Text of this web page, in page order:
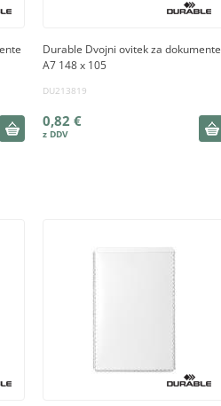
Durable Dvojni ovitek za dokumente
A7 148 x 105
DU213819
0,82 €